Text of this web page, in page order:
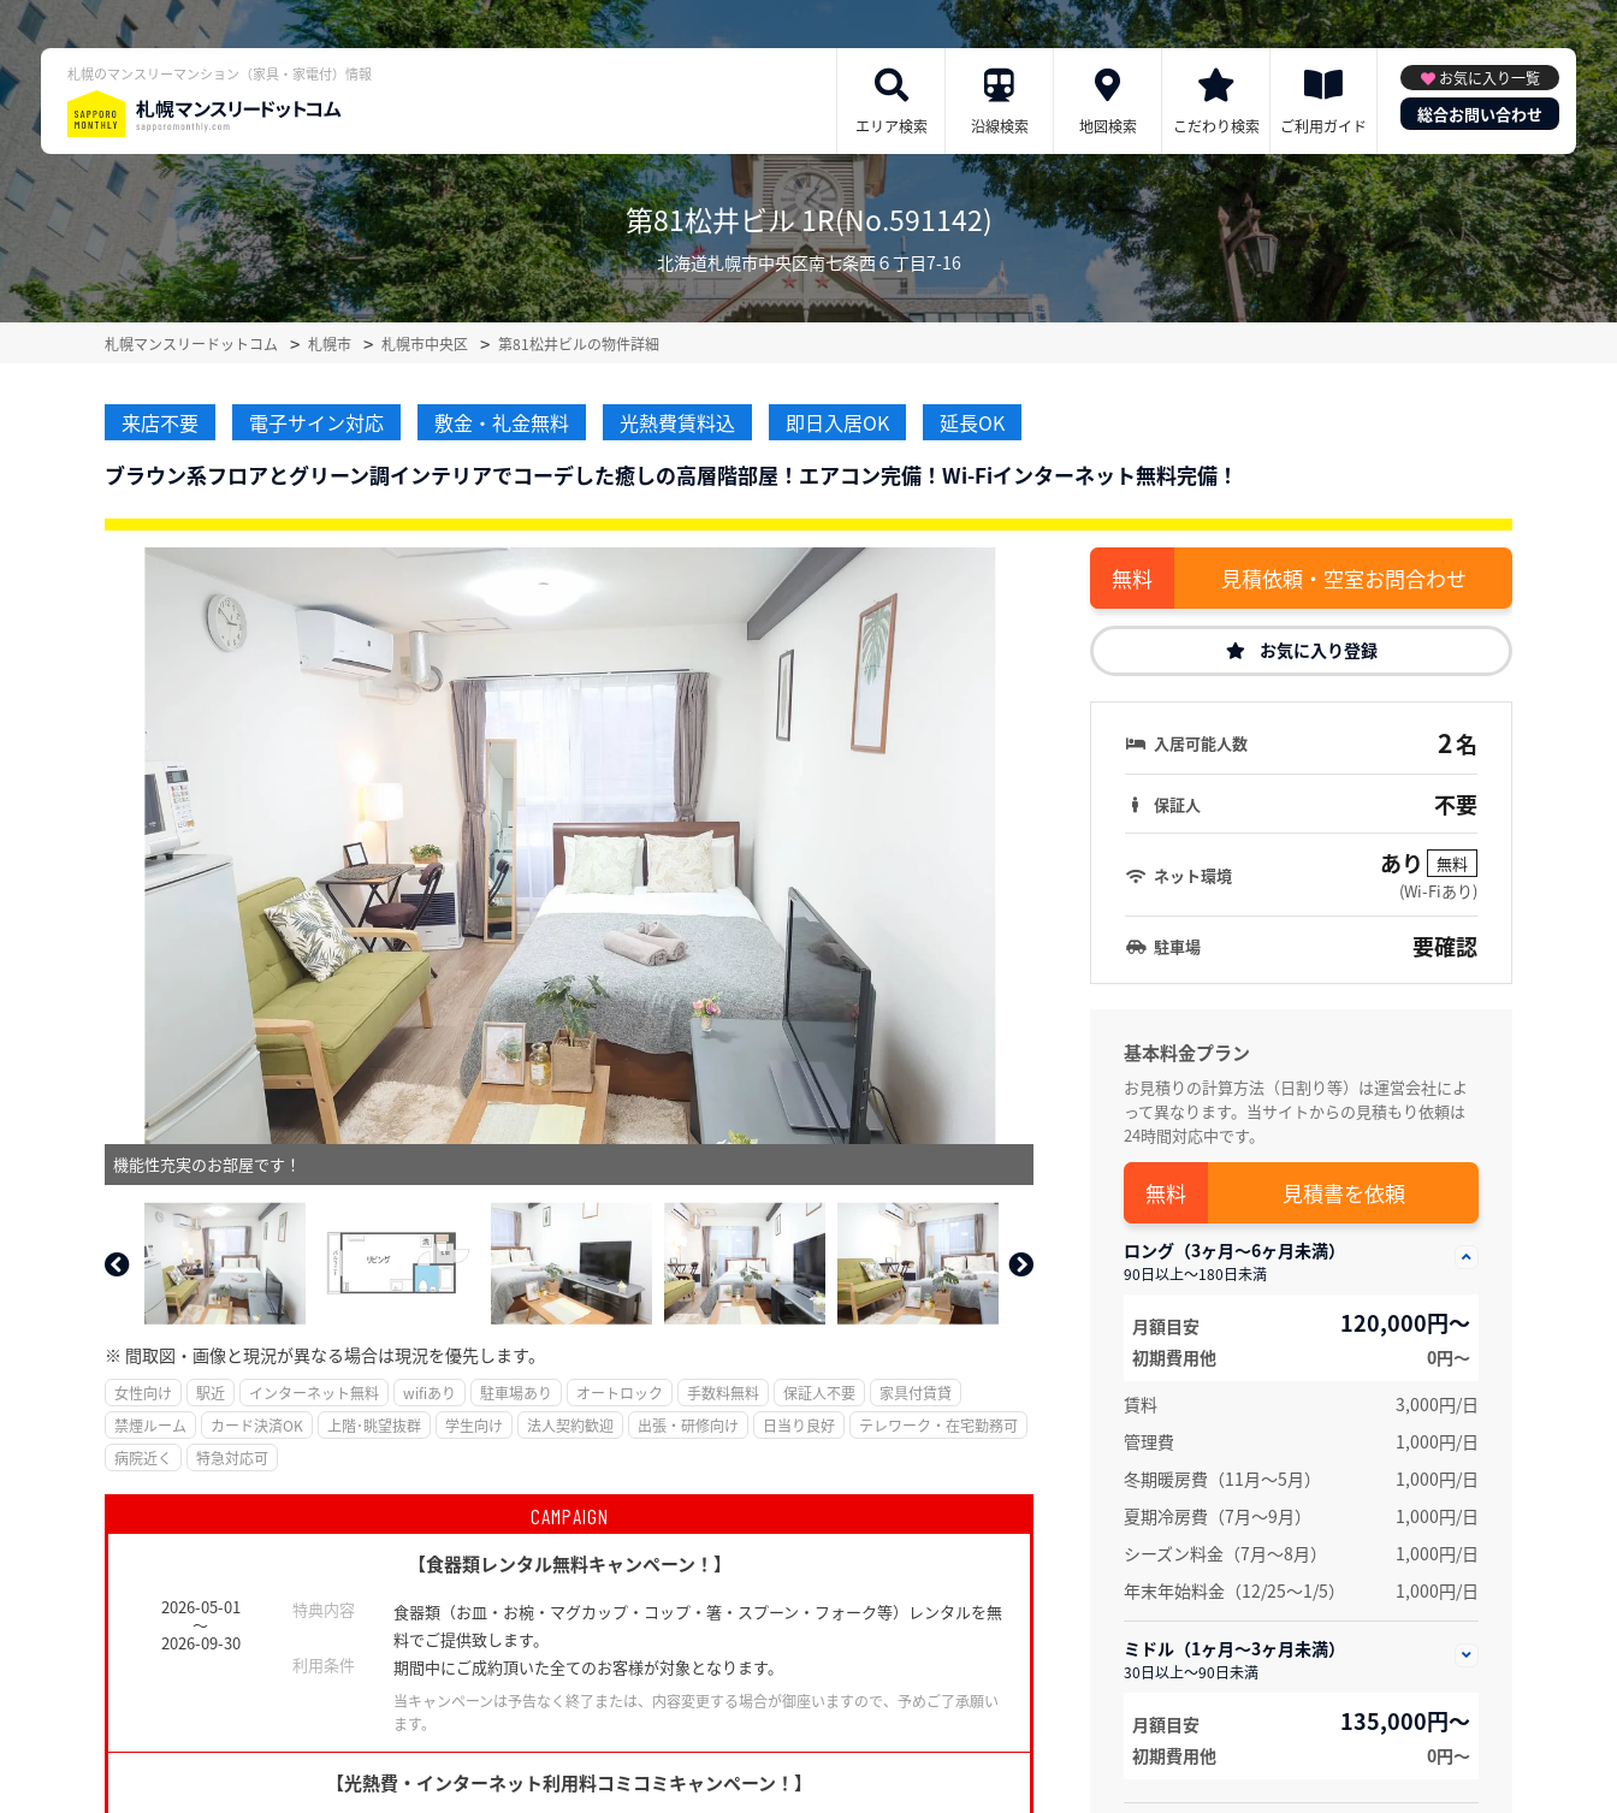
札幌のマンスリーマンション（家具・家電付）情報
エリア検索 沿線検索 地図検索 こだわり検索 ご利用ガイド
お気に入り一覧
総合お問い合わせ
第81松井ビル 1R(No.591142)
北海道札幌市中央区南七条西６丁目7-16
札幌マンスリードットコム 札幌市 札幌市中央区 第81松井ビルの物件詳細
来店不要 電子サイン対応 敷金・礼金無料 光熱費賃料込 即日入居OK 延長OK
ブラウン系フロアとグリーン調インテリアでコーデした癒しの高層階部屋！エアコン完備！Wi-Fiインターネット無料完備！
機能性充実のお部屋です！
※ 間取図・画像と現況が異なる場合は現況を優先します。
女性向け 駅近 インターネット無料 wifiあり 駐車場あり オートロック 手数料無料 保証人不要
家具付賃貸
禁煙ルーム
カード決済OK 上階･眺望抜群 学生向け 法人契約歓迎 出張・研修向け 日当り良好
テレワーク・在宅勤務可
病院近く
特急対応可
CAMPAIGN
【食器類レンタル無料キャンペーン！】
2026-05-01
～
2026-09-30
特典内容
食器類（お皿・お椀・マグカップ・コップ・箸・スプーン・フォーク等）レンタルを無
料でご提供致します。
利用条件
期間中にご成約頂いた全てのお客様が対象となります。
当キャンペーンは予告なく終了または、内容変更する場合が御座いますので、予めご了承願い
ます。
【光熱費・インターネット利用料コミコミキャンペーン！】
見積依頼・空室お問合わせ
お気に入り登録
入居可能人数 2名
保証人 不要
ネット環境 あり
無料
(Wi-Fiあり)
駐車場 要確認
基本料金プラン
お見積りの計算方法（日割り等）は運営会社によ
って異なります。当サイトからの見積もり依頼は
24時間対応中です。
見積書を依頼
ロング（3ヶ月～6ヶ月未満）
90日以上～180日未満
月額目安 120,000円～
初期費用他
0円〜
賃料
3,000円/日
管理費
1,000円/日
冬期暖房費（11月～5月）
1,000円/日
夏期冷房費（7月〜9月）
1,000円/日
シーズン料金（7月～8月）
1,000円/日
年末年始料金（12/25～1/5）
1,000円/日
ミドル（1ヶ月～3ヶ月未満）
30日以上～90日未満
月額目安 135,000円～
初期費用他 0円〜